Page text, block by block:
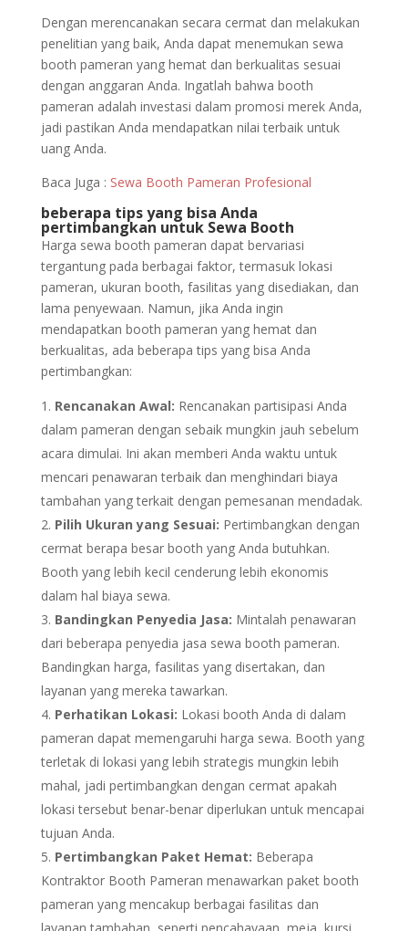
Dengan merencanakan secara cermat dan melakukan
penelitian yang baik, Anda dapat menemukan sewa
booth pameran yang hemat dan berkualitas sesuai
dengan anggaran Anda. Ingatlah bahwa booth
pameran adalah investasi dalam promosi merek Anda,
jadi pastikan Anda mendapatkan nilai terbaik untuk
uang Anda.
Baca Juga : Sewa Booth Pameran Profesional
beberapa tips yang bisa Anda
pertimbangkan untuk Sewa Booth
Harga sewa booth pameran dapat bervariasi
tergantung pada berbagai faktor, termasuk lokasi
pameran, ukuran booth, fasilitas yang disediakan, dan
lama penyewaan. Namun, jika Anda ingin
mendapatkan booth pameran yang hemat dan
berkualitas, ada beberapa tips yang bisa Anda
pertimbangkan:
Rencanakan Awal: Rencanakan partisipasi Anda
dalam pameran dengan sebaik mungkin jauh sebelum
acara dimulai. Ini akan memberi Anda waktu untuk
mencari penawaran terbaik dan menghindari biaya
tambahan yang terkait dengan pemesanan mendadak.
Pilih Ukuran yang Sesuai: Pertimbangkan dengan
cermat berapa besar booth yang Anda butuhkan.
Booth yang lebih kecil cenderung lebih ekonomis
dalam hal biaya sewa.
Bandingkan Penyedia Jasa: Mintalah penawaran
dari beberapa penyedia jasa sewa booth pameran.
Bandingkan harga, fasilitas yang disertakan, dan
layanan yang mereka tawarkan.
Perhatikan Lokasi: Lokasi booth Anda di dalam
pameran dapat memengaruhi harga sewa. Booth yang
terletak di lokasi yang lebih strategis mungkin lebih
mahal, jadi pertimbangkan dengan cermat apakah
lokasi tersebut benar-benar diperlukan untuk mencapai
tujuan Anda.
Pertimbangkan Paket Hemat: Beberapa
Kontraktor Booth Pameran menawarkan paket booth
pameran yang mencakup berbagai fasilitas dan